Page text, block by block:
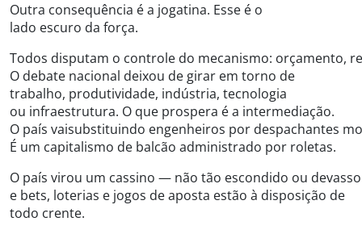
Outra consequência é a jogatina. Esse é o
lado escuro da força.
Todos disputam o controle do mecanismo: orçamento,
O debate nacional deixou de girar em torno de
trabalho, produtividade, indústria, tecnologia
ou infraestrutura. O que prospera é a intermediação.
O país vaisubstituindo engenheiros por despachantes
É um capitalismo de balcão administrado por roletas.
O país virou um cassino — não tão escondido ou
e bets, loterias e jogos de aposta estão à disposição de
todo crente.